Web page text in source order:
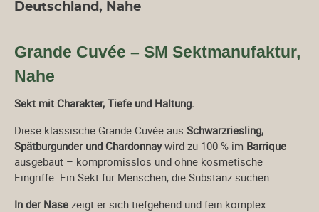
Deutschland, Nahe
Grande Cuvée – SM Sektmanufaktur,
Nahe
Sekt mit Charakter, Tiefe und Haltung.
Diese klassische Grande Cuvée aus Schwarzriesling,
Spätburgunder und Chardonnaywird zu 100 % im Barrique
ausgebaut – kompromisslos und ohne kosmetische
Eingriffe. Ein Sekt für Menschen, die Substanz suchen.
In der Nase zeigt er sich tiefgehend und fein komplex: